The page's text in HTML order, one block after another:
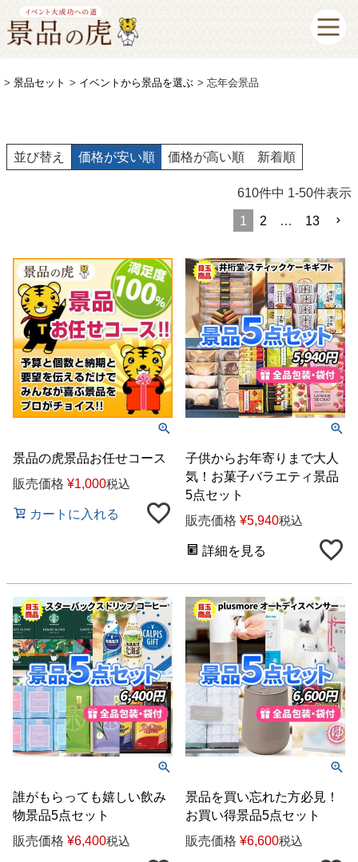
景品セット イベントから景品を選ぶ 忘年会景品
並び替え 価格が安い順 価格が高い順 新着順
610件中 1-50件表示
1
2 … 13
景品の虎景品お任せコース
販売価格 ¥1,000税込
カートに入れる
子供からお年寄りまで大人
気！お菓子バラエティ景品
5点セット
販売価格 ¥5,940税込
詳細を見る
誰がもらっても嬉しい飲み
物景品5点セット
販売価格 ¥6,400税込
景品を買い忘れた方必見！
お買い得景品5点セット
販売価格 ¥6,600税込